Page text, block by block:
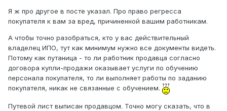
Я ж про другое в посте указал. Про право регресса
покупателя к вам за вред, причиненной вашим работникам.
А чтобы точно разобраться, кто у вас действительный
владелец ИПО, тут как минимум нужно все документы видеть.
Потому как путаница - то ли работник продавца согласно
договора купли-продажи оказывает услуги по обучению
персонала покупателя, то ли выполняет работы по заданию
покупателя, никак не связанные с обучением.
Путевой лист выписан продавцом. Точно могу сказать, что в